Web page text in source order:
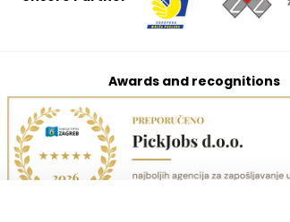
Awards and recognitions